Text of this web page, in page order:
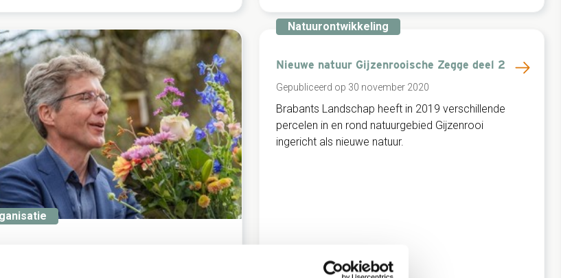
Natuurontwikkeling
Nieuwe natuur Gijzenrooische Zegge deel 2
Gepubliceerd op 30 november 2020
Brabants Landschap heeft in 2019 verschillende
percelen in en rond natuurgebied Gijzenrooi
ingericht als nieuwe natuur.